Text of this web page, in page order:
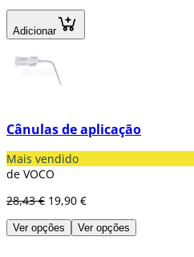
Adicionar
Cânulas de aplicação
Mais vendido
de VOCO
28,43 € 19,90 €
Ver opções Ver opções